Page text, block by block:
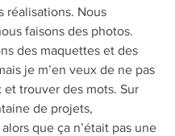
réalisations. Nous
faisons des photos.
des maquettes et des
je m’en veux de ne pas
et trouver des mots. Sur
de projets,
que ça n’était pas une